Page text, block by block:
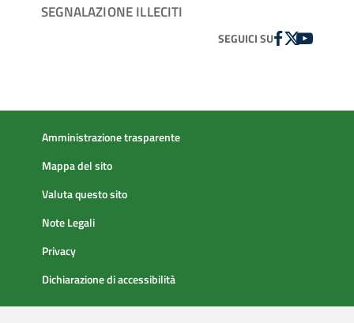
SEGNALAZIONE ILLECITI
SEGUICI SUFACEBOOK
TWITTER
YOUTUBE
Amministrazione trasparente
Mappa del sito
Valuta questo sito
Note Legali
Privacy
Dichiarazione di accessibilità